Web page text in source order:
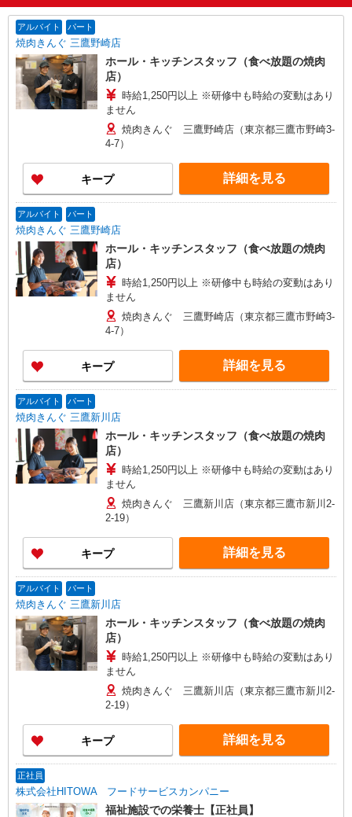
アルバイト パート
焼肉きんぐ 三鷹野崎店
ホール・キッチンスタッフ（食べ放題の焼肉
店）
時給1,250円以上 ※研修中も時給の変動はあり
ません
焼肉きんぐ 三鷹野崎店（東京都三鷹市野崎3-
4-7）
キープ 詳細を見る
アルバイト パート
焼肉きんぐ 三鷹野崎店
ホール・キッチンスタッフ（食べ放題の焼肉
店）
時給1,250円以上 ※研修中も時給の変動はあり
ません
焼肉きんぐ 三鷹野崎店（東京都三鷹市野崎3-
4-7）
キープ 詳細を見る
アルバイト パート
焼肉きんぐ 三鷹新川店
ホール・キッチンスタッフ（食べ放題の焼肉
店）
時給1,250円以上 ※研修中も時給の変動はあり
ません
焼肉きんぐ 三鷹新川店（東京都三鷹市新川2-
2-19）
キープ 詳細を見る
アルバイト パート
焼肉きんぐ 三鷹新川店
ホール・キッチンスタッフ（食べ放題の焼肉
店）
時給1,250円以上 ※研修中も時給の変動はあり
ません
焼肉きんぐ 三鷹新川店（東京都三鷹市新川2-
2-19）
キープ 詳細を見る
正社員
株式会社HITOWA フードサービスカンパニー
福祉施設での栄養士【正社員】